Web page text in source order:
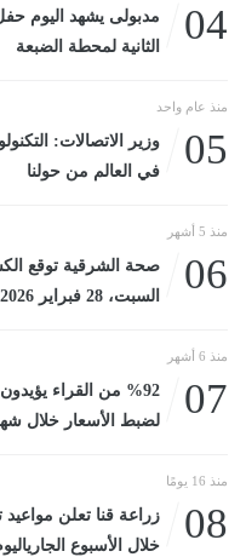
04
مدبولى يشهد اليوم
الثانية لمحطة الضبعة
منذ عام واحد
05
وزير الاتصالات:
في العالم من حولنا
منذ 5 أشهر
06
السبت، 28 فبراير 2026 09:18 مـ
منذ 6 أشهر
07
%92 من القراء
لضبط الأسعار خلال
منذ 16 يومًا
08
زراعة قنا تعلن
خلال الأسبوع الجارياليوم السبت، 25